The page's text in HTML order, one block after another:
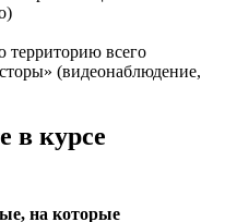
всего
(видеонаблюдение,
в курсе
на которые